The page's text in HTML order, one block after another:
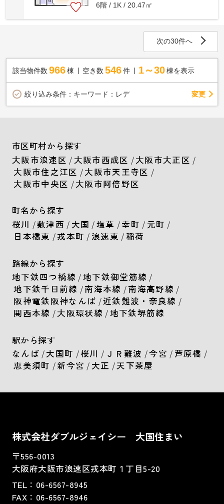
6階 / 1K / 20.47㎡
次の30件へ
該当物件数 966棟 空き数 546 件 1～30 棟を表示
絞り込み条件： キーワード：レデ 変更
市区町村から探す
大阪市浪速区 / 大阪市西成区 /大阪市大正区 /
大阪市住之江区 /大阪市天王寺区 /
大阪市中央区 /大阪市阿倍野区
町名から探す
桜川 /敷津西 / 大国 /塩草 /幸町 / 元町 /
日本橋東 /戎本町 / 浪速東 /稲荷
路線から探す
地下鉄四つ橋線 /地下鉄御堂筋線 /
地下鉄千日前線 /南海本線 /南海高野線 /
阪神電鉄阪神なんば /近鉄難波・奈良線 /
関西本線 /大阪環状線 /地下鉄堺筋線
駅から探す
なんば /大国町 /桜川 / ＪＲ難波 /今宮 / 芦原橋 /
恵美須町 /新今宮 / 大正 /天下茶屋
株式会社ダブルジェイシー 大国住まい
〒556-0013
大阪府大阪市浪速区戎本町１丁目5-20
TEL： 06-6567-8945
FAX：06-6567-8946